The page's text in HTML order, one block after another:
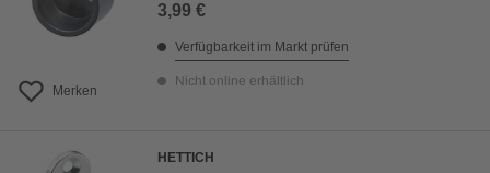
Merken
3,99 €
Verfügbarkeit im Markt prüfen
Nicht online erhältlich
HETTICH